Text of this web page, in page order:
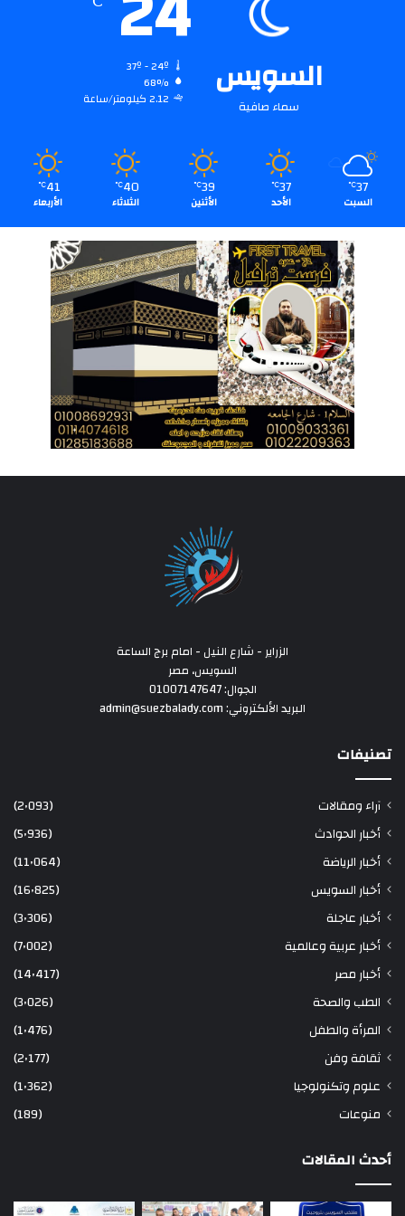
السويس
سماء صافية
68%
2.12 كيلومتر/ساعة
37
℃
السبت
37
℃
الأحد
39
℃
الأثنين
40
℃
الثلاثاء
41
℃
الأربعاء
الزراير - شارع النيل - امام برج الساعة
السويس، مصر
الجوال: 01007147647
البريد الألكتروني: admin@suezbalady.com
تصنيفات
آراء ومقالات
(2٬093)
أخبار الحوادث
(5٬936)
أخبار الرياضة
(11٬064)
أخبار السويس
(16٬825)
أخبار عاجلة
(3٬306)
أخبار عربية وعالمية
(7٬002)
أخبار مصر
(14٬417)
الطب والصحة
(3٬026)
المرأة والطفل
(1٬476)
ثقافة وفن
(2٬177)
علوم وتكنولوجيا
(1٬362)
منوعات
(189)
أحدث المقالات